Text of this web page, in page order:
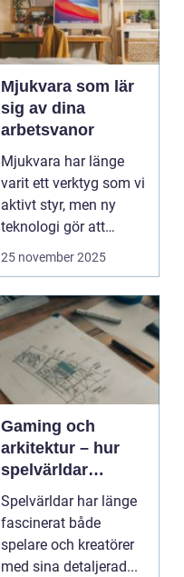
Mjukvara som lär
sig av dina
arbetsvanor
Mjukvara har länge
varit ett verktyg som vi
aktivt styr, men ny
teknologi gör att
program ...
25 november 2025
Gaming och
arkitektur – hur
spelvärldar
inspirerar verklig
stadsplanering
Spelvärldar har länge
fascinerat både
spelare och kreatörer
med sina detaljerad...